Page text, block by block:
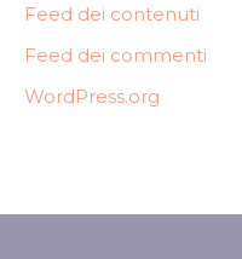
Feed dei contenuti
Feed dei commenti
WordPress.org